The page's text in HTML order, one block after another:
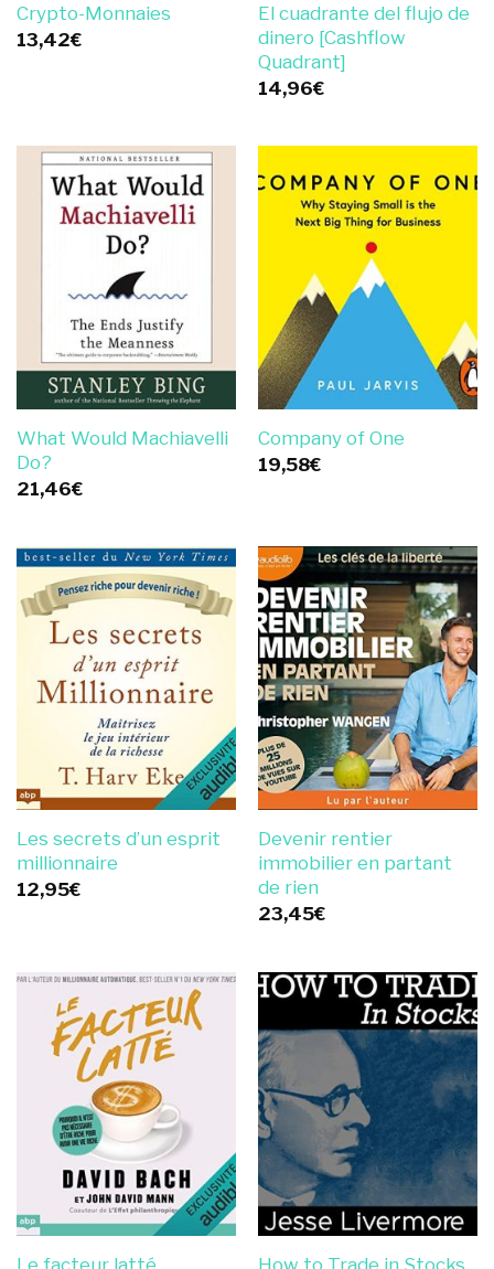
Crypto-Monnaies
13,42€
El cuadrante del flujo de
dinero [Cashflow
Quadrant]
14,96€
What Would Machiavelli
Do?
21,46€
Company of One
19,58€
Les secrets d’un esprit
millionnaire
12,95€
Devenir rentier
immobilier en partant
de rien
23,45€